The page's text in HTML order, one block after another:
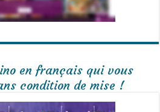
en français qui vous
condition de mise !